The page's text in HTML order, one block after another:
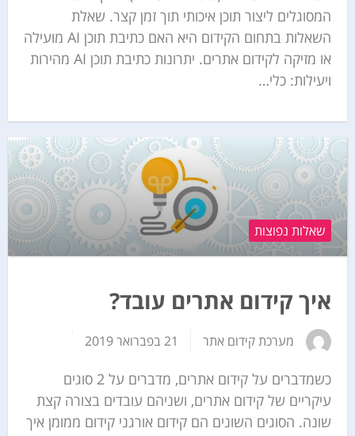
המסוגלים ליצור תוכן איכותי תוך זמן קצר. שאלת
השאלות בתחום הקידום היא האם כתיבת תוכן AI מועילה
או מזיקה לקידום אתרים. יתרונות כתיבת תוכן AI מהירות
ויעילות: כלי…
שאלות נפוצות
איך קידום אתרים עובד?
מערכת קידום אתר 21 בפברואר 2019
כשמדברים על קידום אתרים, מדברים על 2 סוגים
עיקריים של קידום אתרים, ושניהם עובדים בצורה קצת
שונה. הסוגים השונים הם קידום אורגני קידום ממומן איך